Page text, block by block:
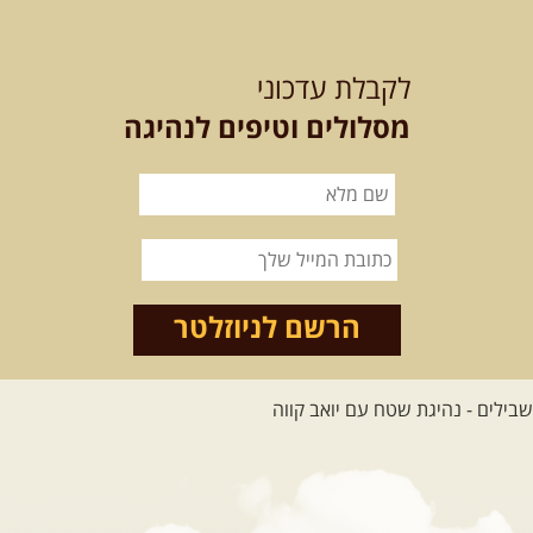
נצא מצומת גולנו למסע שטח מרתק
בגליל. נבקר בקבר יתרו, ...
שישי-שבת-
מלח מים ושמים – טיולילה עם
האם אתם מחפשים חוויה מיוחדת
בטבע? מחפשים חוויה שתעניק לכם ...
לקבלת עדכוני
מסלולים וטיפים לנהיגה
הרשם לניוזלטר